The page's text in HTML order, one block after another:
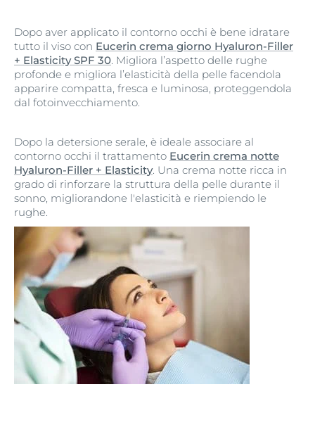
Dopo aver applicato il contorno occhi è bene idratare
tutto il viso con Eucerin crema giorno Hyaluron-Filler
+ Elasticity SPF 30. Migliora l’aspetto delle rughe
profonde e migliora l’elasticità della pelle facendola
apparire compatta, fresca e luminosa, proteggendola
dal fotoinvecchiamento.
Dopo la detersione serale, è ideale associare al
contorno occhi il trattamento Eucerin crema notte
Hyaluron-Filler + Elasticity. Una crema notte ricca in
grado di rinforzare la struttura della pelle durante il
sonno, migliorandone l'elasticità e riempiendo le
rughe.